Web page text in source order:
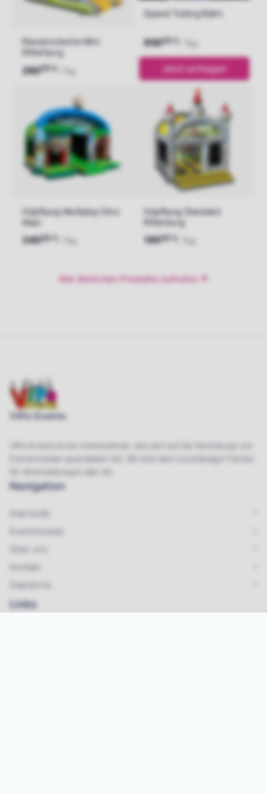
Riesenrutsche Mini
Ritterburg
28000 / Tag
Jetzt anfragen
Speed Tubing Bahn
95000 / Tag
Jetzt anfragen
Hüpfburg Multiplay Dino
Maxi
34000 / Tag
Hüpfburg Standard
Ritterburg
19500 / Tag
Alle ähnlichen Produkte aufrufen
ViPa-Events
ViPa-Events ist ein Unternehmen, das sich auf die Vermietung von
Eventmodulen spezialisiert hat. Wir sind dein zuverlässiger Partner
für Veranstaltungen aller Art.
Navigation
Startseite
Eventmodule
Über uns
Kontakt
Standorte
Links